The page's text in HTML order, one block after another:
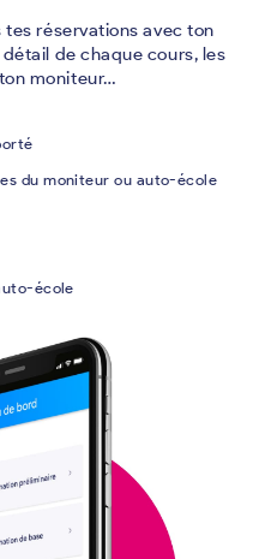
réservations avec ton
de chaque cours, les
moniteur…
du moniteur ou auto-école
école